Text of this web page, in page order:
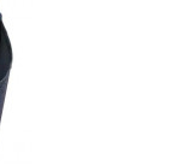
og dekorative